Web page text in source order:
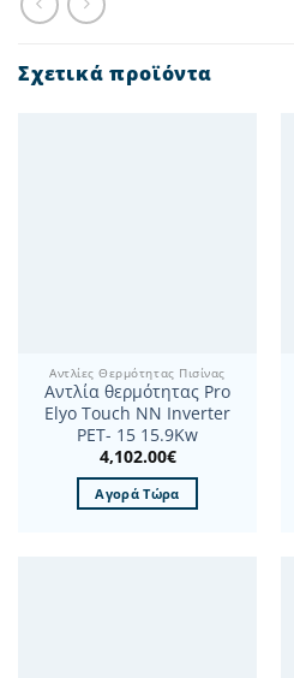
Σχετικά προϊόντα
Αντλίες Θερμότητας Πισίνας
Αντλία θερμότητας Pro
Elyo Touch NN Inverter
PET- 15 15.9Kw
4,102.00€
Αγορά Τώρα